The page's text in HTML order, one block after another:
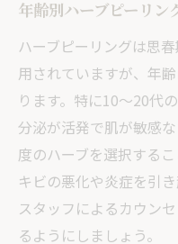
年齢別ハーブピーリン
ハーブピーリングは思
用されていますが、年
ります。特に10〜20代
分泌が活発で肌が敏感
度のハーブを選択する
キビの悪化や炎症を引
スタッフによるカウン
るようにしましょう。